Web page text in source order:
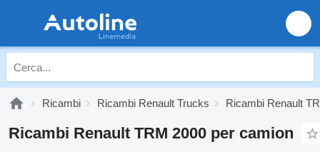
Ricambi Ricambi Renault Trucks Ricambi Renault
Ricambi Renault TRM 2000 per camion